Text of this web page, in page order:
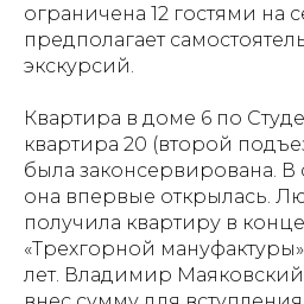
ограничена 12 гостями на
предполагает
экскурсий.
Квартира в доме 6 по
квартира 20 (второй
была законсервирована. В
она впервые открылась.
получила квартиру в конце
«Трехгорной
лет. Владимир